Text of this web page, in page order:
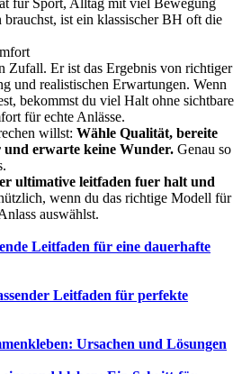
für Sport, Alltag mit viel Bewegung
brauchst, ist ein klassischer BH oft die
Zufall. Er ist das Ergebnis von richtiger
und realistischen Erwartungen. Wenn
bekommst du viel Halt ohne sichtbare
für echte Anlässe.
willst: Wähle Qualität, bereite
und erwarte keine Wunder. Genau so
ultimative leitfaden fuer halt und
wenn du das richtige Modell für
auswählst.
Leitfaden für eine dauerhafte
Leitfaden für perfekte
Ursachen und Lösungen